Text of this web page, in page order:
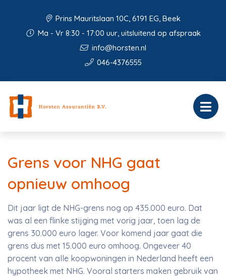
Prins Mauritslaan 10C, 6191 EG, Beek
Ma - Vr 8:30 - 17:00 uur, uitsluitend op afspraak
info@horsten.nl
046-4376555
Grens voor NHG gaat
opnieuw omhoog
Dit jaar ligt de NHG-grens nog op 435.000 euro. Dat
was al een flinke stijging met vorig jaar, toen lag de
grens 30.000 euro lager. Voor komend jaar gaat die
grens dus met 15.000 euro omhoog. Ongeveer 40
procent van alle koopwoningen in Nederland heeft een
hypotheek met NHG. Vooral starters maken gebruik van